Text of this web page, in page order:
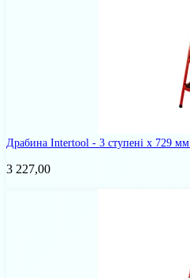
Драбина Intertool - 3 ступені x 729 мм
3 227,00